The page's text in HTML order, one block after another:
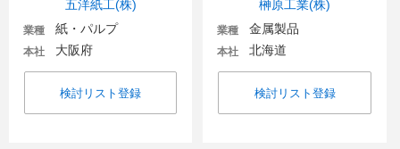
五洋紙工(株)
業種 紙・パルプ
本社 大阪府
検討リスト登録
榊原工業(株)
業種 金属製品
本社 北海道
検討リスト登録